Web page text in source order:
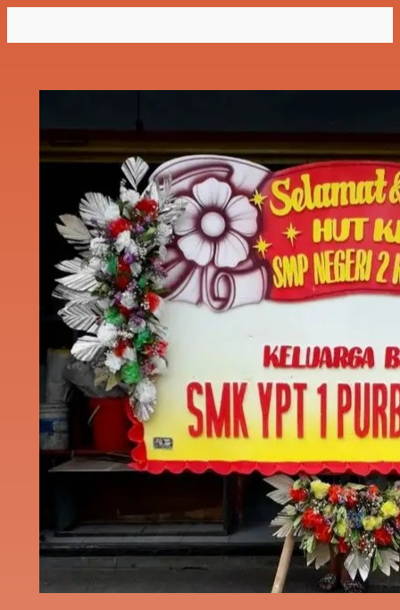
ke